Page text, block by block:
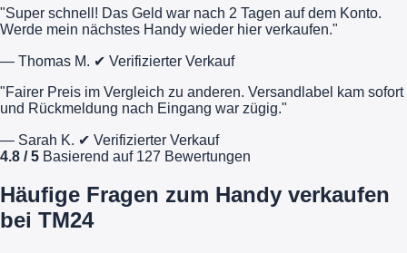
"Super schnell! Das Geld war nach 2 Tagen auf dem Konto.
Werde mein nächstes Handy wieder hier verkaufen."
— Thomas M. ✔ Verifizierter Verkauf
"Fairer Preis im Vergleich zu anderen. Versandlabel kam sofort
und Rückmeldung nach Eingang war zügig."
— Sarah K. ✔ Verifizierter Verkauf
4.8 / 5 Basierend auf 127 Bewertungen
Häufige Fragen zum Handy verkaufen
bei TM24